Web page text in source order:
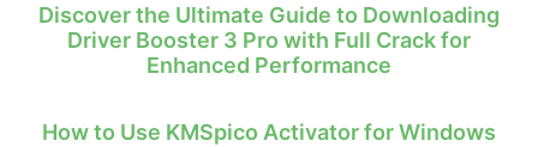
Discover the Ultimate Guide to Downloading
Driver Booster 3 Pro with Full Crack for
Enhanced Performance
How to Use KMSpico Activator for Windows